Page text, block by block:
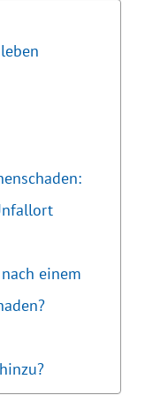
einem